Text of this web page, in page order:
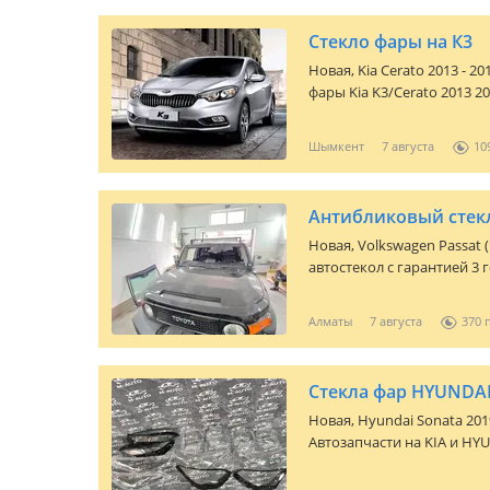
Стекло фары на К3
Новая, Kia Cerato 2013 -
фары Kia K3/Cerato 2013
Шымкент 7 августа
Антибликовый
Новая,Volkswagen Passat
автостекол с гарантией 3 года —
минут — 1 часов. Вы
Гарантия 3 года: Мы
специальные стекла с
лобовых, боковых и задних стекол Звоните
пишите! Назовите марку
Алматы 7 августа 370
Стекла фар
Новая, Hyundai Sonata
Автозапчасти на KIA и HYUNDAI Большой